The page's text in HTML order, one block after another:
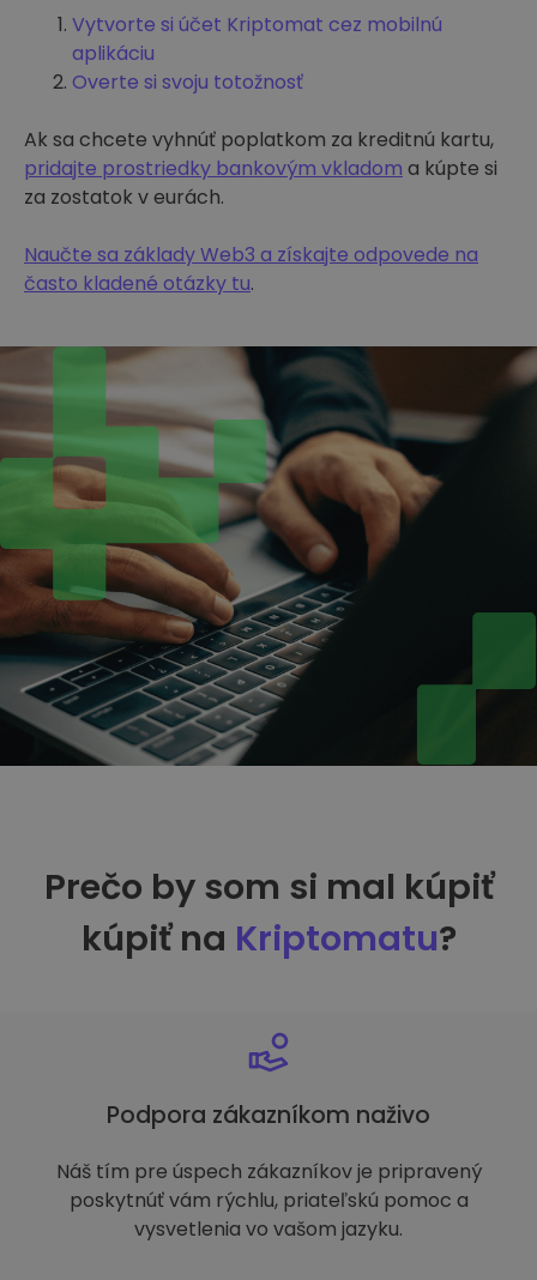
Vytvorte si účet Kriptomat cez mobilnú
aplikáciu
Overte si svoju totožnosť
Ak sa chcete vyhnúť poplatkom za kreditnú kartu,
pridajte prostriedky bankovým vkladom a kúpte si
za zostatok v eurách.
Naučte sa základy Web3 a získajte odpovede na
často kladené otázky tu.
Prečo by som si mal kúpiť
kúpiť na Kriptomatu?
Podpora zákazníkom naživo
Náš tím pre úspech zákazníkov je pripravený
poskytnúť vám rýchlu, priateľskú pomoc a
vysvetlenia vo vašom jazyku.